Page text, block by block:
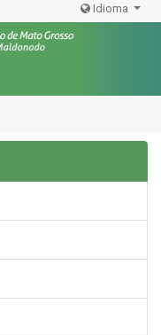
Idioma